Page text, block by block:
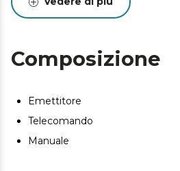
Perfettamente adattabile,
trasportarlo per tutta la casa.
Possiede 2 sistemi di sicurezza,
per bambini (evita il cambio di
Composizione
Emettitore
Telecomando
Manuale